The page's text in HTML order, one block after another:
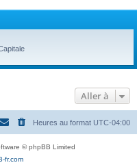
c
e
r
Aller à
Heures au format UTC-04:00
© phpBB Limited
fr.com